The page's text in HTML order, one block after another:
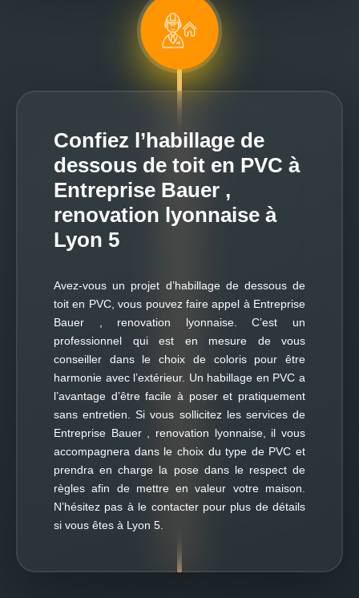
Confiez l’habillage de
dessous de toit en PVC à
Entreprise Bauer ,
renovation lyonnaise à
Lyon 5
Avez-vous un projet d’habillage de dessous de
toit en PVC, vous pouvez faire appel à Entreprise
Bauer , renovation lyonnaise. C’est un
professionnel qui est en mesure de vous
conseiller dans le choix de coloris pour être
harmonie avec l’extérieur. Un habillage en PVC a
l’avantage d’être facile à poser et pratiquement
sans entretien. Si vous sollicitez les services de
Entreprise Bauer , renovation lyonnaise, il vous
accompagnera dans le choix du type de PVC et
prendra en charge la pose dans le respect de
règles afin de mettre en valeur votre maison.
N’hésitez pas à le contacter pour plus de détails
si vous êtes à Lyon 5.